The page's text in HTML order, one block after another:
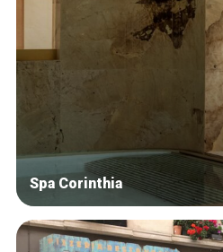
Spa Corinthia